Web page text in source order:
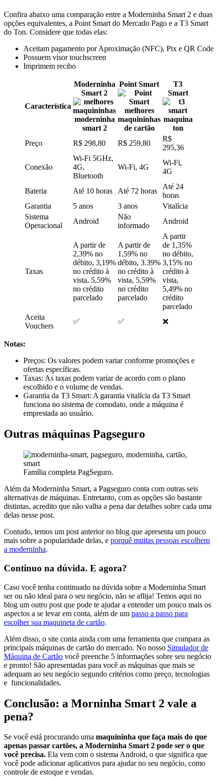
Confira abaixo uma comparação entre a Moderninha Smart 2 e duas
opções equivalentes, a Point Smart do Mercado Pago e a T3 Smart
do Ton. Considere que todas elas:
Aceitam pagamento por Aproximação (NFC), Pix e QR Code
Possuem visor touchscreen
Imprimem recibo
Característica
Moderninha
Smart 2
Point Smart
T3
Smart
Preço R$ 298,80 R$ 259,80
R$
295,36
Conexão
Wi-Fi 5GHz,
4G,
Bluetooth
Wi-Fi, 4G
Wi-Fi,
4G
Bateria Até 10 horas Até 72 horas
Até 24
horas
Garantia
5 anos 3 anos
Vitalícia
Sistema
Operacional
Android
Não
informado
Android
Taxas
A partir de
2,39% no
débito, 3,19%
no crédito à
vista, 5,59%
no crédito
parcelado
A partir de
1,59% no
débito, 3.39%
no crédito à
vista, 5,59%
no crédito
parcelado
A partir
de 1,35%
no débito,
3,15% no
crédito à
vista,
5,49% no
crédito
parcelado
Aceita
Vouchers
✅ ✅ ❌
Notas:
Preços: Os valores podem variar conforme promoções e
ofertas específicas.
Taxas: As taxas podem variar de acordo com o plano
escolhido e o volume de vendas.
Garantia da T3 Smart: A garantia vitalícia da T3 Smart
funciona no sistema de comodato, onde a máquina é
emprestada ao usuário.
Outras máquinas Pagseguro
Família completa PagSeguro.
Além da Moderninha Smart, a Pagseguro conta com outras seis
alternativas de máquinas. Entretanto, com as opções são bastante
distintas, acredito que não valha a pena dar detalhes sobre cada uma
delas nesse post.
Contudo, temos um post anterior no blog que apresenta um pouco
mais sobre a popularidade delas, e porquê muitas pessoas escolhem
a moderninha.
Continuo na dúvida. E agora?
Caso você tenha continuado na dúvida sobre a Moderninha Smart
ser ou não ideal para o seu negócio, não se aflija! Temos aqui no
blog um outro post que pode te ajudar a entender um pouco mais os
aspectos a se levar em conta, além de um passo a passo para
escolher sua maquineta de cartão.
Além disso, o site conta ainda com uma ferramenta que compara as
principais máquinas de cartão do mercado. No nosso Simulador de
Máquina de Cartão você preenche 5 informações sobre seu negócio
e pronto! São apresentadas para você as máquinas que mais se
adequam ao seu negócio segundo critérios como preço, tecnologias
e funcionalidades.
Conclusão: a Morninha Smart 2 vale a
pena?
Se você está procurando uma maquininha que faça mais do que
apenas passar cartões, a Moderninha Smart 2 pode ser o que
você precisa. Ela vem com o sistema Android, o que significa que
você pode adicionar aplicativos para ajudar no seu negócio, como
controle de estoque e vendas.